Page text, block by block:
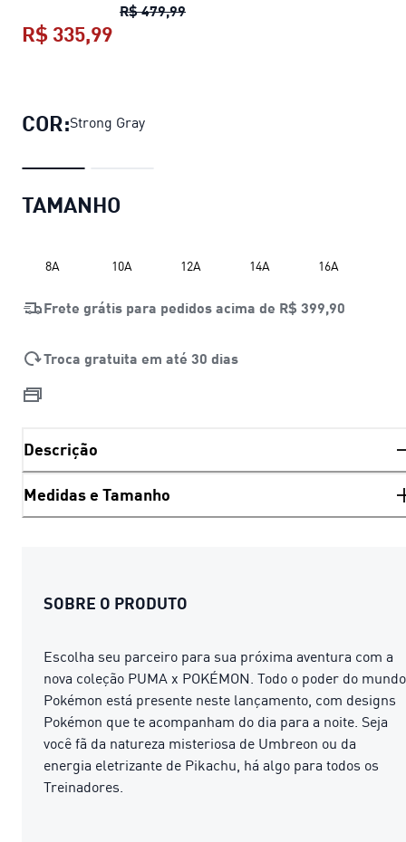
R$ 479,99Calça Relaxed Cargo PUMA x
R$ 335,99
COR:Strong Gray
TAMANHO
8A 10A 12A 14A 16A
Frete grátis para pedidos acima de R$ 399,90
Troca gratuita em até 30 dias
Descrição
Medidas e Tamanho
SOBRE O PRODUTO
Escolha seu parceiro para sua próxima aventura com a
nova coleção PUMA x POKÉMON. Todo o poder do mundo
Pokémon está presente neste lançamento, com designs
Pokémon que te acompanham do dia para a noite. Seja
você fã da natureza misteriosa de Umbreon ou da
energia eletrizante de Pikachu, há algo para todos os
Treinadores.